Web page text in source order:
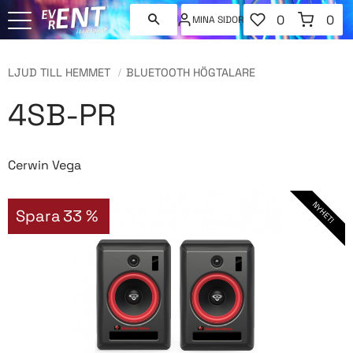
MINA SIDOR
FAVORITER
ANTAL
0
KUNDVAGN
0
LJUD TILL HEMMET BLUETOOTH HÖGTALARE
4SB-PR
Cerwin Vega
Spara33 % NYHET!